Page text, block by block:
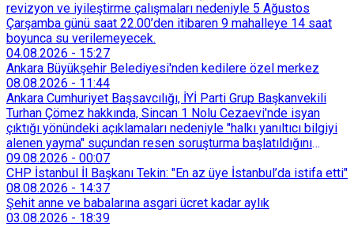
revizyon ve iyileştirme çalışmaları nedeniyle 5 Ağustos
Çarşamba günü saat 22.00’den itibaren 9 mahalleye 14 saat
boyunca su verilemeyecek.
04.08.2026 - 15:27
Ankara Büyükşehir Belediyesi'nden kedilere özel merkez
08.08.2026 - 11:44
Ankara Cumhuriyet Başsavcılığı, İYİ Parti Grup Başkanvekili
Turhan Çömez hakkında, Sincan 1 Nolu Cezaevi'nde isyan
çıktığı yönündeki açıklamaları nedeniyle "halkı yanıltıcı bilgiyi
alenen yayma" suçundan resen soruşturma başlatıldığını
duyurdu.
09.08.2026 - 00:07
CHP İstanbul İl Başkanı Tekin: "En az üye İstanbul’da istifa etti"
08.08.2026 - 14:37
Şehit anne ve babalarına asgari ücret kadar aylık
03.08.2026 - 18:39